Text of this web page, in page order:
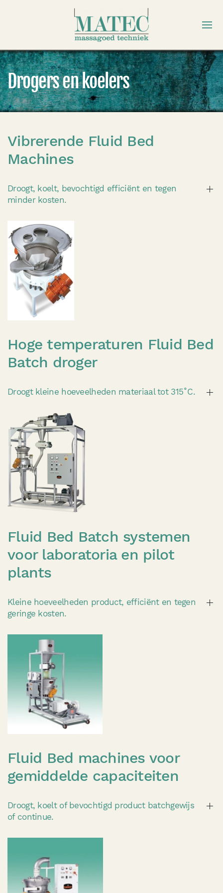
Drogers en koelers
Vibrerende Fluid Bed
Machines
Droogt, koelt, bevochtigd efficiënt en tegen
minder kosten.
Hoge temperaturen Fluid Bed
Batch droger
Droogt kleine hoeveelheden materiaal tot 315˚C.
Fluid Bed Batch systemen
voor laboratoria en pilot
plants
Kleine hoeveelheden product, efficiënt en tegen
geringe kosten.
Fluid Bed machines voor
gemiddelde capaciteiten
Droogt, koelt of bevochtigd product batchgewijs
of continue.